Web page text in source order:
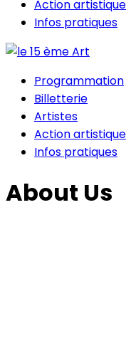
Action artistique
Infos pratiques
Programmation
Billetterie
Artistes
Action artistique
Infos pratiques
About Us